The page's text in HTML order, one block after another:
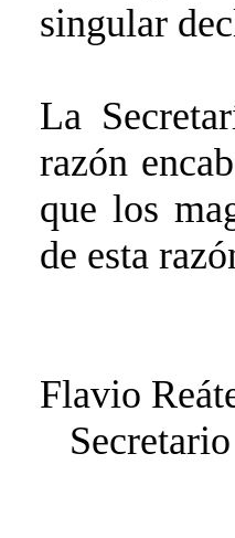
singular
La
razón
que los
de esta
Flavio